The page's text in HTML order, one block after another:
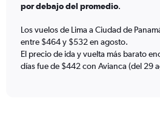
de
Range:
7
categories.
The
por debajo del promedio.
Los vuelos de Lima a Ciudad de
entre $464 y $532 en agosto.
El precio de ida y vuelta más barato
días fue de $442 con Avianca (del 29